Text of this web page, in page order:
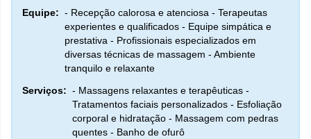
Equipe: - Recepção calorosa e atenciosa - Terapeutas
experientes e qualificados - Equipe simpática e
prestativa - Profissionais especializados em
diversas técnicas de massagem - Ambiente
tranquilo e relaxante
Serviços: - Massagens relaxantes e terapêuticas -
Tratamentos faciais personalizados - Esfoliação
corporal e hidratação - Massagem com pedras
quentes - Banho de ofurô